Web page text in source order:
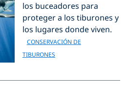
los buceadores para
proteger a los tiburones y
los lugares donde viven.
CONSERVACIÓN DE
TIBURONES